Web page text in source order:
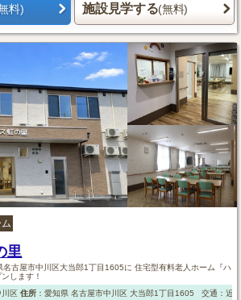
料) 施設見学する(無料)
里
古屋市中川区大当郎1丁目1605に 住宅型有料老人ホーム『ハ
します！
区 住所： 愛知県 名古屋市中川区大当郎1丁目1605 交通：近